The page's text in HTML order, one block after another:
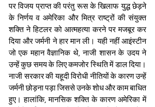
पर विजय प्राप्त की परंतु रूस के खिलाफ युद्ध छेड़ने
के निर्णय व अमेरिका और मित्र राष्ट्रों की संयुक्त
शक्ति ने हिटलर को आत्महत्या करने पर मजबूर कर
दिया और जर्मनी ने हार मान ली। यही नहीं आइंस्टीन
जो एक महान वैज्ञानिक थे, नाजी शासन के उदय ने
उन्हें कुछ समय के लिए कमजोर स्थिति में डाल दिया।
नाजी सरकार की यहूदी विरोधी नीतियों के कारण उन्हें
जर्मनी छोड़ना पड़ा जिससे उनके शोध और काम बाधित
हुए। हालांकि, मानसिक शक्ति के कारण अमेरिका में